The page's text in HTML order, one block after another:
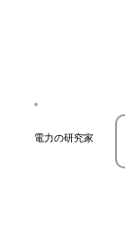
電力の研究家